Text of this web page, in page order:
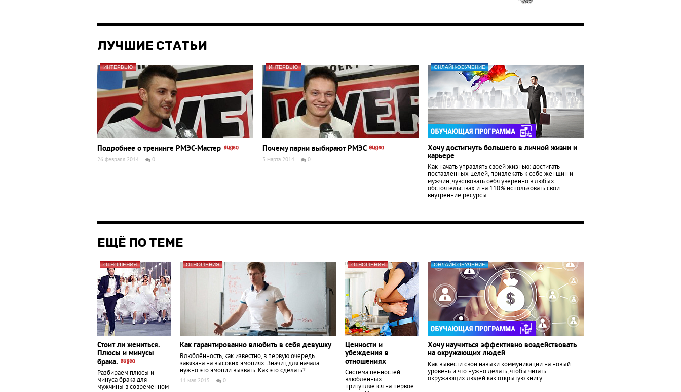
ЛУЧШИЕ СТАТЬИ
ИНТЕРВЬЮ
Подробнее о тренинге РМЭС-Мастер
26 февраля 2014 0
ИНТЕРВЬЮ
Почему парни выбирают РМЭС
5 марта 2014 0
ОНЛАЙН-ОБУЧЕНИЕ
Хочу достигнуть большего в личной жизни и
карьере
Как начать управлять своей жизнью: достигать
поставленных целей, привлекать к себе женщин и
мужчин, чувствовать себя уверенно в любых
обстоятельствах и на 110% использовать свои
внутренние ресурсы.
ЕЩЁ ПО ТЕМЕ
ОТНОШЕНИЯ
Стоит ли жениться.
Плюсы и минусы
брака.
Разбираем плюсы и
минуса брака для
мужчины в современном
ОТНОШЕНИЯ
Как гарантированно влюбить в себя девушку
Влюблённость, как известно, в первую очередь
завязана на высоких эмоциях. Значит, для начала
нужно это эмоции вызвать. Как это сделать?
11 мая 2015 0
ОТНОШЕНИЯ
Ценности и
убеждения в
отношениях
Система ценностей
влюбленных
притупляется на первое
ОНЛАЙН-ОБУЧЕНИЕ
Хочу научиться эффективно воздействовать
на окружающих людей
Как вывести свои навыки коммуникации на новый
уровень и что нужно делать, чтобы читать
окружающих людей как открытую книгу.